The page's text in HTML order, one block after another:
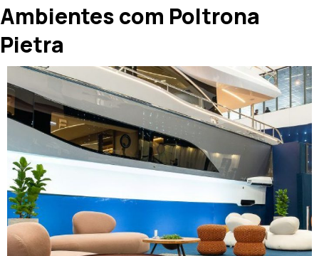
Ambientes com Poltrona
Pietra